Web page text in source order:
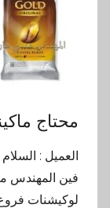
محتاج
العميل :
فين المهندس
لوكيشنات